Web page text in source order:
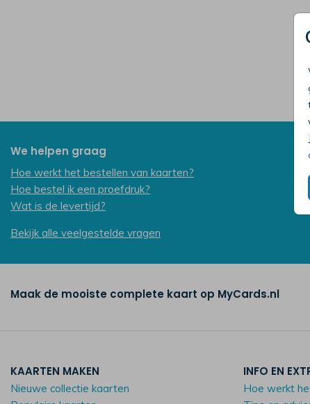
We helpen graag
Hoe werkt het bestellen van kaarten?
Hoe bestel ik een proefdruk?
Wat is de levertijd?
Bekijk alle veelgestelde vragen
Maak de mooiste complete kaart op MyCards.nl
KAARTEN MAKEN
Nieuwe collectie kaarten
INFO EN
Hoe werkt